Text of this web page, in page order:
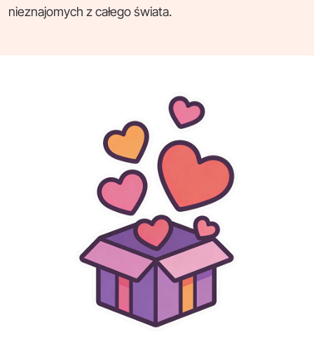
nieznajomych z całego świata.